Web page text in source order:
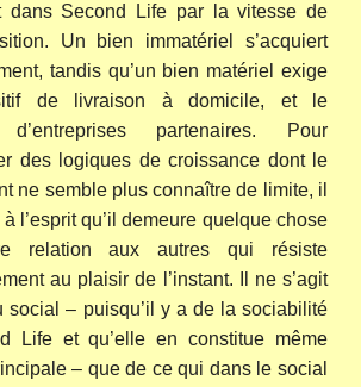
dans Second Life par la vitesse de
Un bien immatériel s’acquiert
tandis qu’un bien matériel exige
de livraison à domicile, et le
d’entreprises partenaires. Pour
des logiques de croissance dont le
ne semble plus connaître de limite, il
l’esprit qu’il demeure quelque chose
relation aux autres qui résiste
au plaisir de l’instant. Il ne s’agit
social – puisqu’il y a de la sociabilité
Life et qu’elle en constitue même
– que de ce qui dans le social